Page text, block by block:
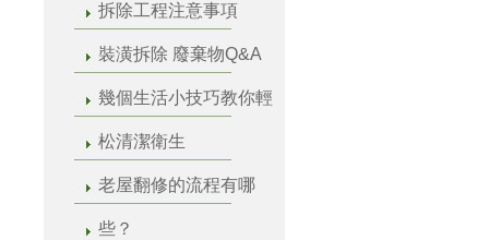
拆除工程注意事項
裝潢拆除 廢棄物Q&A
幾個生活小技巧教你輕
松清潔衛生
老屋翻修的流程有哪
些？